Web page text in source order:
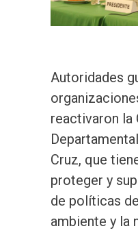
Autoridades
reactivaron la
Cruz, que
proteger y
de políticas
ambiente y la